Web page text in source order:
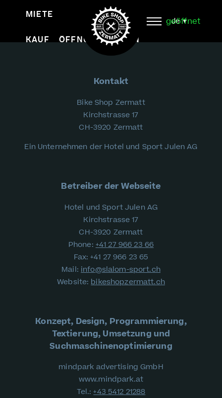
de
MIETE
KAUF
SERVICE
ÖFFNUNGSZEITEN
geöffnet
Daten unseres Bike Shops in Zermatt
Impressum
Kontakt
Bike Shop Zermatt
Kirchstrasse 17
CH-3920 Zermatt
Ein Unternehmen der Hotel und Sport Julen AG
Betreiber der Webseite
Hotel und Sport Julen AG
Kirchstrasse 17
CH-3920 Zermatt
Phone: +41 27 966 23 66
Fax: +41 27 966 23 65
Mail: info@slalom-sport.ch
Website: bikeshopzermatt.ch
Konzept, Design, Programmierung,
Textierung, Umsetzung und
Suchmaschinenoptimierung
mindpark advertising GmbH
www.mindpark.at
Tel.:+43 5412 21288